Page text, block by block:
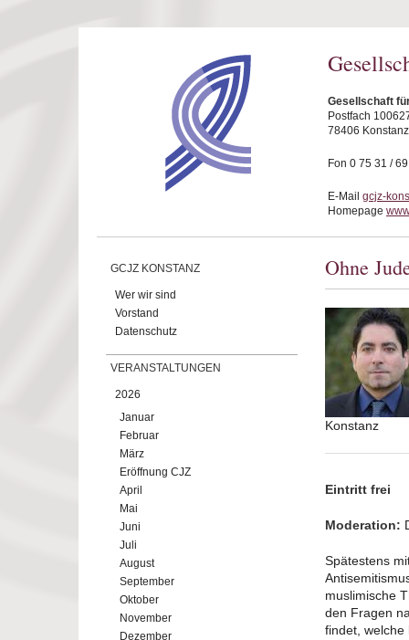
Gesellschaft
Postfach
78406 Konstanz
Fon 0 75 31 /
E-Mail gcjz-
Homepage
GCJZ KONSTANZ
Wer wir sind
Vorstand
Datenschutz
VERANSTALTUNGEN
2026
Januar
Februar
März
Eröffnung CJZ
April
Mai
Juni
Juli
August
September
Oktober
November
Dezember
Ohne
Konstanz
Eintritt frei
Moderation:
Spätestens
muslimische
den Fragen
findet, welche